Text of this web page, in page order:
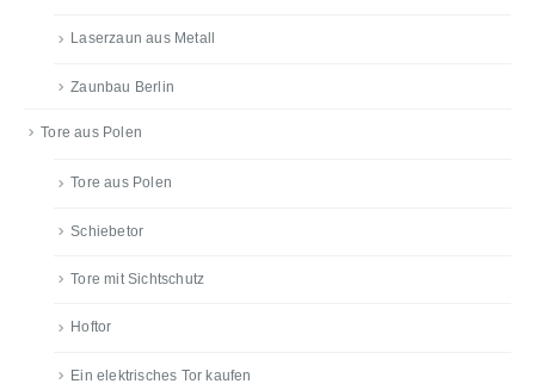
Laserzaun aus Metall
Zaunbau Berlin
Tore aus Polen
Tore aus Polen
Schiebetor
Tore mit Sichtschutz
Hoftor
Ein elektrisches Tor kaufen